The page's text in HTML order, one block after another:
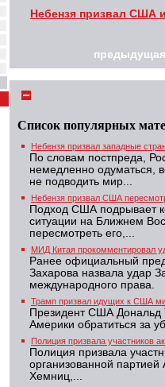
Небензя призвал США
предыдущая
Список популярных
Небензя призвал западные
По словам постпреда,
немедленно одуматься,
не подводить мир...
Небензя призвал США
Подход США подрывает
ситуации на Ближнем
пересмотреть его,...
МИД Китая прокомментировал
Ранее официальный
Захарова назвала удар
международного права.
Трамп призвал идущих к США
Президент США Дональд
Америки обратиться за
Полиция призвала участников
Полиция призвала
организованной
Хемниц,...